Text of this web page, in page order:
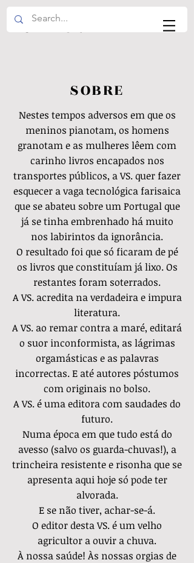
VS EDITOR
SOBRE
Nestes tempos adversos em que os
meninos pianotam, os homens
granotam e as mulheres lêem com
carinho livros encapados nos
transportes públicos, a VS. quer fazer
esquecer a vaga tecnológica farisaica
que se abateu sobre um Portugalque
já se tinha embrenhado há muito
nos labirintos da ignorância.
O resultado foi que só ficaram de pé
os livros que constituíam já lixo. Os
restantes foram soterrados.
A VS. acredita na verdadeira e impura
literatura.
A VS. ao remar contra a maré, editará
o suor inconformista, as lágrimas
orgamásticas e as palavras
incorrectas. E até autores póstumos
com originais no bolso.
A VS. é uma editora com saudades do
futuro.
Numa época em que tudo está do
avesso (salvo os guarda-chuvas!), a
trincheira resistente e risonha que se
apresenta aqui hoje só pode ter
alvorada.
E se não tiver, achar-se-á.
O editor desta VS. é um velho
agricultor a ouvir a chuva.
À nossa saúde! Às nossas orgias de